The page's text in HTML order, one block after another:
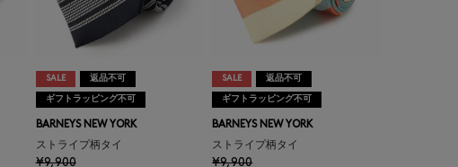
SALE 返品不可
ギフトラッピング不可
BARNEYS NEW YORK
ストライプ柄タイ
¥9,900
SALE 返品不可
ギフトラッピング不可
BARNEYS NEW YORK
ストライプ柄タイ
¥9,900